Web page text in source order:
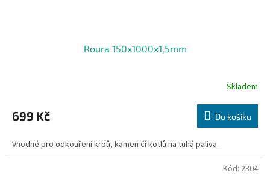
Roura 150x1000x1,5mm
Skladem
699 Kč Do košíku
Vhodné pro odkouření krbů, kamen či kotlů na tuhá paliva.
Kód: 2304